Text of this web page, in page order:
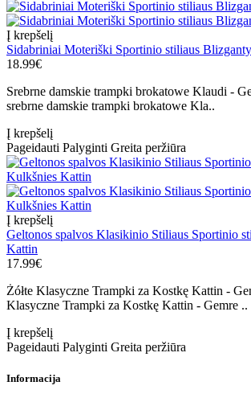
Į krepšelį
Sidabriniai Moteriški Sportinio stiliaus
18.99€
Srebrne damskie trampki brokatowe Klaudi -
srebrne damskie trampki brokatowe Kla..
Į krepšelį
Pageidauti Palyginti Greita peržiūra
Į krepšelį
Geltonos spalvos Klasikinio Stiliaus Sportinio
Kattin
17.99€
Żółte Klasyczne Trampki za Kostkę Kattin -
Klasyczne Trampki za Kostkę Kattin - Gemre ..
Į krepšelį
Pageidauti Palyginti Greita peržiūra
Informacija